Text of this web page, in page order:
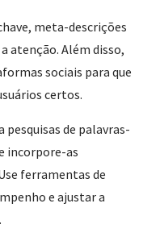
meta-descrições
atenção. Além disso,
sociais para que
certos.
de palavras-
incorpore-as
ferramentas de
e ajustar a